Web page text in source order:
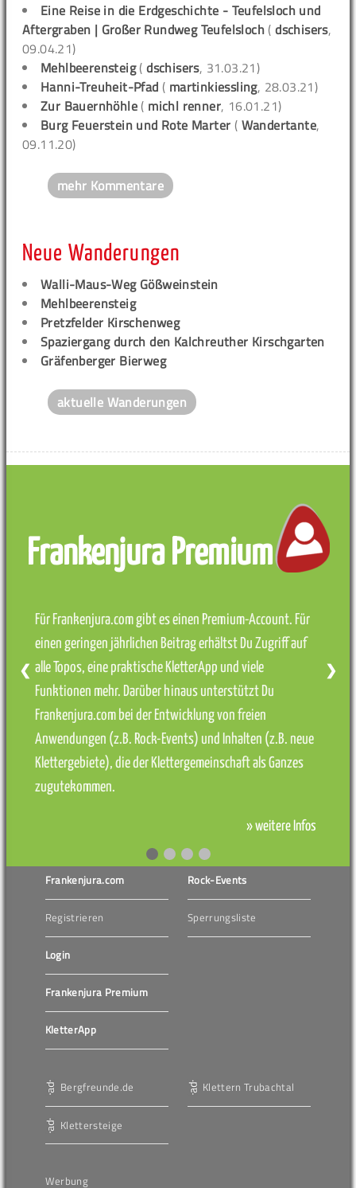
Eine Reise in die Erdgeschichte - Teufelsloch und
Aftergraben | Großer Rundweg Teufelsloch (dschisers,
09.04.21)
Mehlbeerensteig(dschisers, 31.03.21)
Hanni-Treuheit-Pfad ( martinkiessling, 28.03.21)
Zur Bauernhöhle ( michl renner, 16.01.21)
Burg Feuerstein und Rote Marter ( Wandertante,
09.11.20)
mehr Kommentare
Neue Wanderungen
Walli-Maus-Weg Gößweinstein
Mehlbeerensteig
Pretzfelder Kirschenweg
Spaziergang durch den Kalchreuther Kirschgarten
Gräfenberger Bierweg
aktuelle Wanderungen
Frankenjura Premium
Für Frankenjura.com gibt es einen Premium-Account. Für
einen geringen jährlichen Beitrag erhältst Du Zugriff auf
alle Topos, eine praktische KletterApp und viele
Funktionen mehr. Darüber hinaus unterstützt Du
Frankenjura.com bei der Entwicklung von freien
Anwendungen (z.B. Rock-Events) und Inhalten (z.B. neue
Klettergebiete), die der Klettergemeinschaft als Ganzes
zugutekommen.
» weitere Infos
❮ ❯
Frankenjura.com
Registrieren
Login
Frankenjura Premium
KletterApp
Rock-Events
Sperrungsliste
Bergfreunde.de
Klettersteige
Klettern Trubachtal
Werbung